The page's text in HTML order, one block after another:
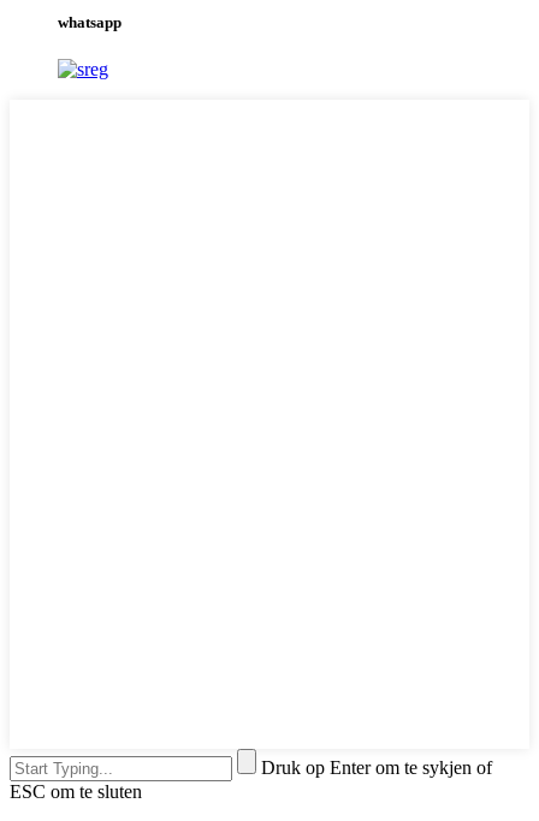
whatsapp
Druk op Enter om te sykjen of
ESC om te sluten